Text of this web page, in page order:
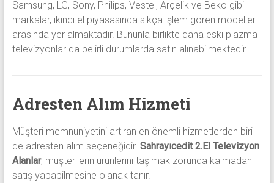
Samsung, LG, Sony, Philips, Vestel, Arçelik ve Beko gibi
markalar, ikinci el piyasasında sıkça işlem gören modeller
arasında yer almaktadır. Bununla birlikte daha eski plazma
televizyonlar da belirli durumlarda satın alınabilmektedir.
Adresten Alım Hizmeti
Müşteri memnuniyetini artıran en önemli hizmetlerden biri
de adresten alım seçeneğidir. Sahrayıcedit 2.El Televizyon
Alanlar, müşterilerin ürünlerini taşımak zorunda kalmadan
satış yapabilmesine olanak tanır.